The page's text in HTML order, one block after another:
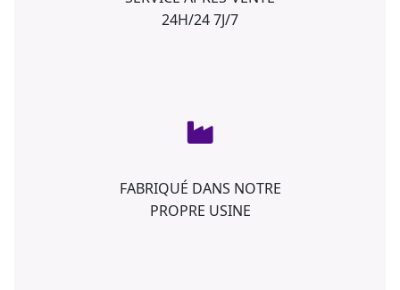
24H/24 7J/7
FABRIQUÉ DANS NOTRE
PROPRE USINE